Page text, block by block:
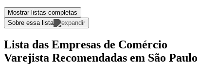
Mostrar listas completas
Sobre essa lista
Lista das Empresas de Comércio
Varejista Recomendadas em São Paulo